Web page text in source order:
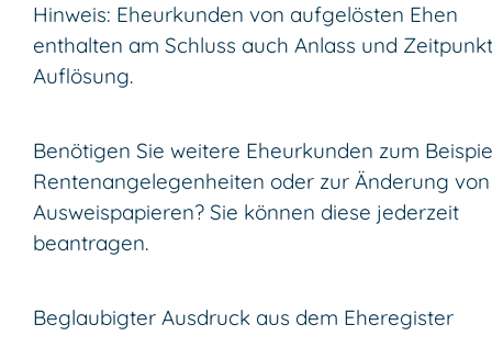
Hinweis: Eheurkunden von aufgelösten Ehen
enthalten am Schluss auch Anlass und
Auflösung.
Benötigen Sie weitere Eheurkunden zum
Rentenangelegenheiten oder zur Änderung von
Ausweispapieren? Sie können diese jederzeit
beantragen.
Beglaubigter Ausdruck aus dem Eheregister